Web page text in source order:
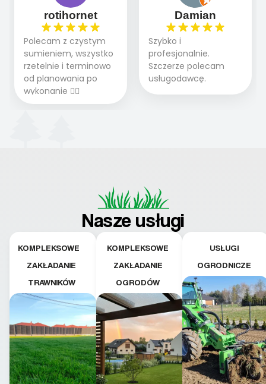
rotihornet
Polecam z czystym
sumieniem, wszystko
rzetelnie i terminowo
od planowania po
wykonanie 👍🏻
Damian
Szybko i
profesjonalnie.
Szczerze polecam
usługodawcę.
Nasze usługi
KOMPLEKSOWE
ZAKŁADANIE
TRAWNIKÓW
KOMPLEKSOWE
ZAKŁADANIE
OGRODÓW
USŁUGI
OGRODNICZE